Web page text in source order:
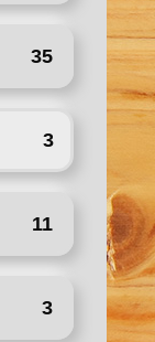
35
3
11
3